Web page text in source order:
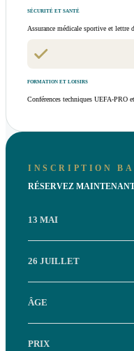
SÉCURITÉ ET SANTÉ
Assurance médicale sportive et lettre
FORMATION ET LOISIRS
Conférences techniques UEFA-PRO
INSCRIPTION
RÉSERVEZ
13 MAI
26 JUILLET
ÂGE
PRIX